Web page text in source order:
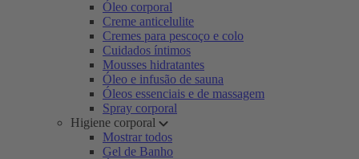
Óleo corporal
Creme anticelulite
Cremes para pescoço e colo
Cuidados íntimos
Mousses hidratantes
Óleo e infusão de sauna
Óleos essenciais e de massagem
Spray corporal
Higiene corporal
Mostrar todos
Gel de Banho